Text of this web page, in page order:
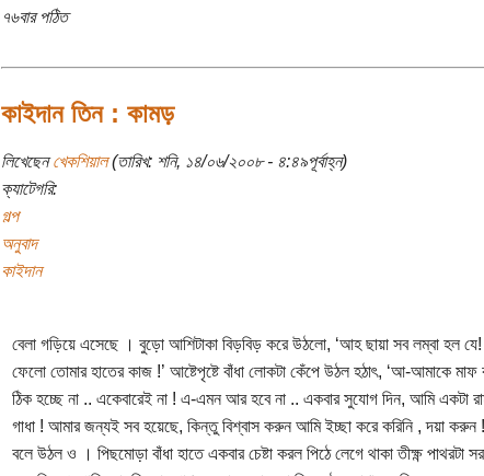
৭৬বার পঠিত
কাইদান তিন : কামড়
লিখেছেনখেকশিয়াল(তারিখ: শনি, ১৪/০৬/২০০৮ - ৪:৪৯পূর্বাহ্ন)
ক্যাটেগরি:
গল্প
অনুবাদ
কাইদান
বেলা গড়িয়ে এসেছে । বুড়ো আশিটাকা বিড়বিড় করে উঠলো, ‘আহ ছায়া সব লম্বা হল
ফেলো তোমার হাতের কাজ !’ আষ্টেপৃষ্টে বাঁধা লোকটা কেঁপে উঠল হঠাৎ, ‘আ-আমাকে
ঠিক হচ্ছে না .. একেবারেই না ! এ-এমন আর হবে না .. একবার সুযোগ দিন, আমি একটা
গাধা ! আমার জন্যই সব হয়েছে, কিন্তু বিশ্বাস করুন আমি ইচ্ছা করে করিনি , দয়া করুন
বলে উঠল ও । পিছমোড়া বাঁধা হাতে একবার চেষ্টা করল পিঠে লেগে থাকা তীক্ষ্ণ পাথরটা